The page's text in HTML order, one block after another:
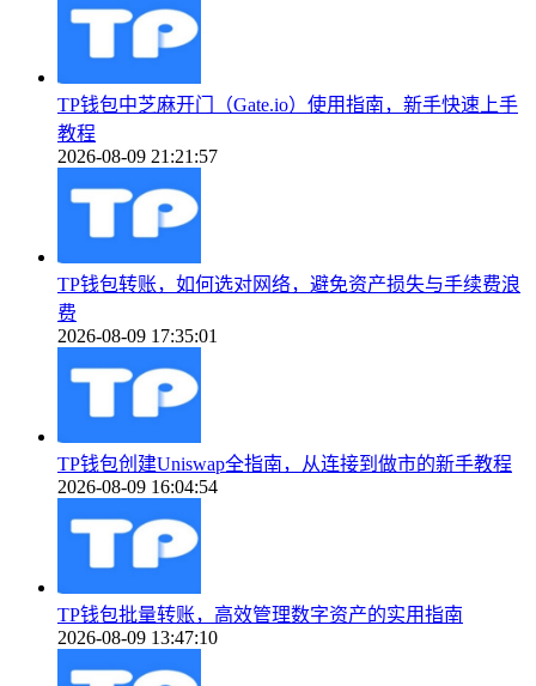
TP钱包中芝麻开门（Gate.io）使用指南，新手快速上手
教程
2026-08-09 21:21:57
TP钱包转账，如何选对网络，避免资产损失与手续费浪
费
2026-08-09 17:35:01
TP钱包创建Uniswap全指南，从连接到做市的新手教程
2026-08-09 16:04:54
TP钱包批量转账，高效管理数字资产的实用指南
2026-08-09 13:47:10